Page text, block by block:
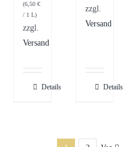
(6,50€
/ 1 L)
zzgl.
Versand
Details
zzgl.
Versand
Details